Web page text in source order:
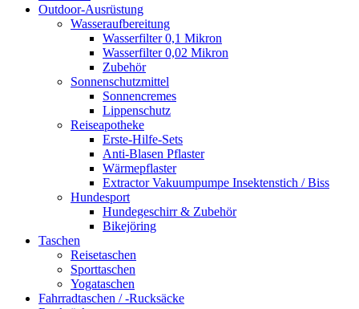
Outdoor-Ausrüstung
Wasseraufbereitung
Wasserfilter 0,1 Mikron
Wasserfilter 0,02 Mikron
Zubehör
Sonnenschutzmittel
Sonnencremes
Lippenschutz
Reiseapotheke
Erste-Hilfe-Sets
Anti-Blasen Pflaster
Wärmepflaster
Extractor Vakuumpumpe Insektenstich / Biss
Hundesport
Hundegeschirr & Zubehör
Bikejöring
Taschen
Reisetaschen
Sporttaschen
Yogataschen
Fahrradtaschen / -Rucksäcke